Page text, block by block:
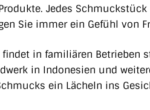
Jedes
Sie immer ein Gefühl von
findet in familiären Betrieben
in Indonesien und
ein Lächeln ins